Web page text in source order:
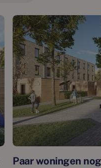
Paar woningen